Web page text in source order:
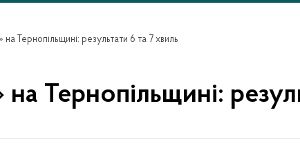
на Тернопільщині: результати 6 та 7 хвиль
на Тернопільщині: